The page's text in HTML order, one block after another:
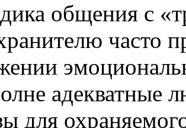
общения с
часто
адекватные
для